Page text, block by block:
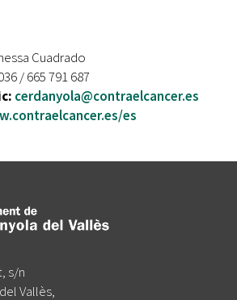
Cuadrado
/ 665 791 687
cerdanyola@contraelcancer.es
es
s/n
Vallès,